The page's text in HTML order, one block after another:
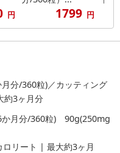
円 1799 円
分/360粒)／カッティング
約3ヶ月分
か月分/360粒) 90g(250mg
ロリート | 最大約3ヶ月